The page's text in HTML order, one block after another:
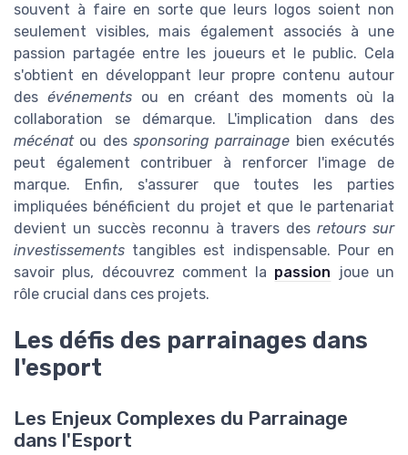
souvent à faire en sorte que leurs logos soient non
seulement visibles, mais également associés à une
passion partagée entre les joueurs et le public. Cela
s'obtient en développant leur propre contenu autour
des événements ou en créant des moments où la
collaboration se démarque. L'implication dans des
mécénatou des sponsoring parrainage bien exécutés
peut également contribuer à renforcer l'image de
marque. Enfin, s'assurer que toutes les parties
impliquées bénéficient du projet et que le partenariat
devient un succès reconnu à travers des retours sur
investissements tangibles est indispensable. Pour en
savoir plus, découvrez comment la passion joue un
rôle crucial dans ces projets.
Les défis des parrainages dans
l'esport
Les Enjeux Complexes du Parrainage
dans l'Esport